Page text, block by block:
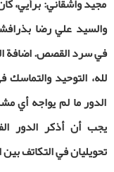
والسيد علي رضا
في سرد القصص. اضافة
لله، التوحيد
الدور ما لم يواجه أي
يجب أن أذكر الدور
تحويليان في التكاتف